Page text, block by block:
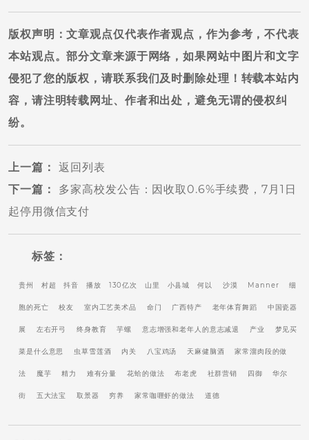
版权声明 ：文章观点仅代表作者观点，作为参考，不代表
本站观点。部分文章来源于网络，如果网站中图片和文字
侵犯了您的版权，请联系我们及时删除处理！转载本站内
容，请注明转载网址、作者和出处，避免无谓的侵权纠
纷。
上一篇 ：返回列表
下一篇 ： 多家高校发公告：因收取0.6%手续费，7月1日
起停用微信支付
标签：
贵州 村超 抖音 播放 130亿次 山里 小县城 何以 沙漠 Manner 细
胞的死亡 校友 室内工艺美术品 命门 广西特产 老年体育舞蹈 中国瓷器
展 左右开弓 终身教育 芋螺 意志增强和老年人的意志减退 产业 梦见买
菜是什么意思 虫草雪莲酒 内关 八宝鸡汤 天麻健脑酒 家常溜肉段的做
法 魔芋 精力 难有分量 花蛤的做法 布老虎 社群营销 四御 华尔
街 五大法宝 取景器 穷养 家常咖喱虾的做法 道德